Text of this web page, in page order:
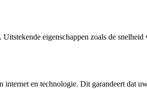
eigenschappen zoals de
internet en technologie. Dit garandeert dat